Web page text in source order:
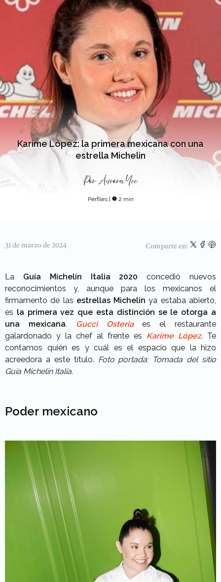
Karime López: la primera mexicana con una
estrella Michelin
Por Aurora Yee
Perfiles | 2 min
31 de marzo de 2024 Comparte en:
La Guía Michelin Italia 2020 concedió nuevos
reconocimientos y, aunque para los mexicanos el
firmamento de las estrellas Michelin ya estaba abierto,
es la primera vez que esta distinción se le otorga a
una mexicana. Gucci Osteriaes el restaurante
galardonado y la chef al frente es Karime López. Te
contamos quién es y cuál es el espacio que la hizo
acreedora a este título. Foto portada: Tomada del sitio
Guía Michelin Italia.
Poder mexicano